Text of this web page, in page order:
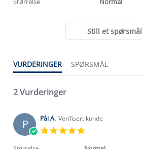
Still et spørsmål
VURDERINGER SPØRSMÅL
2 Vurderinger
P Pål A. Verifisert kunde